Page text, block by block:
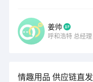
姜帅
呼和浩特 总经理
情趣用品 供应链直发